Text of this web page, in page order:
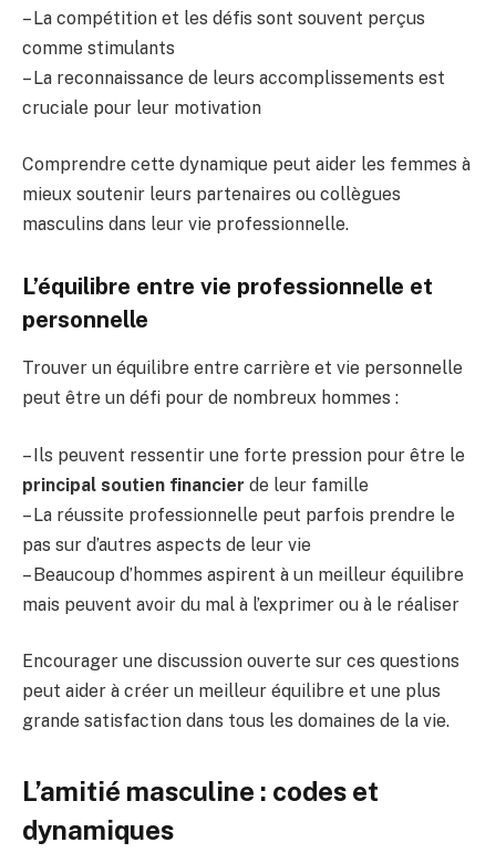
– La compétition et les défis sont souvent perçus
comme stimulants
– La reconnaissance de leurs accomplissements est
cruciale pour leur motivation
Comprendre cette dynamique peut aider les femmes à
mieux soutenir leurs partenaires ou collègues
masculins dans leur vie professionnelle.
L’équilibre entre vie professionnelle et
personnelle
Trouver un équilibre entre carrière et vie personnelle
peut être un défi pour de nombreux hommes :
– Ils peuvent ressentir une forte pression pour être le
principal soutien financier de leur famille
– La réussite professionnelle peut parfois prendre le
pas sur d’autres aspects de leur vie
– Beaucoup d’hommes aspirent à un meilleur équilibre
mais peuvent avoir du mal à l’exprimer ou à le réaliser
Encourager une discussion ouverte sur ces questions
peut aider à créer un meilleur équilibre et une plus
grande satisfaction dans tous les domaines de la vie.
L’amitié masculine : codes et
dynamiques